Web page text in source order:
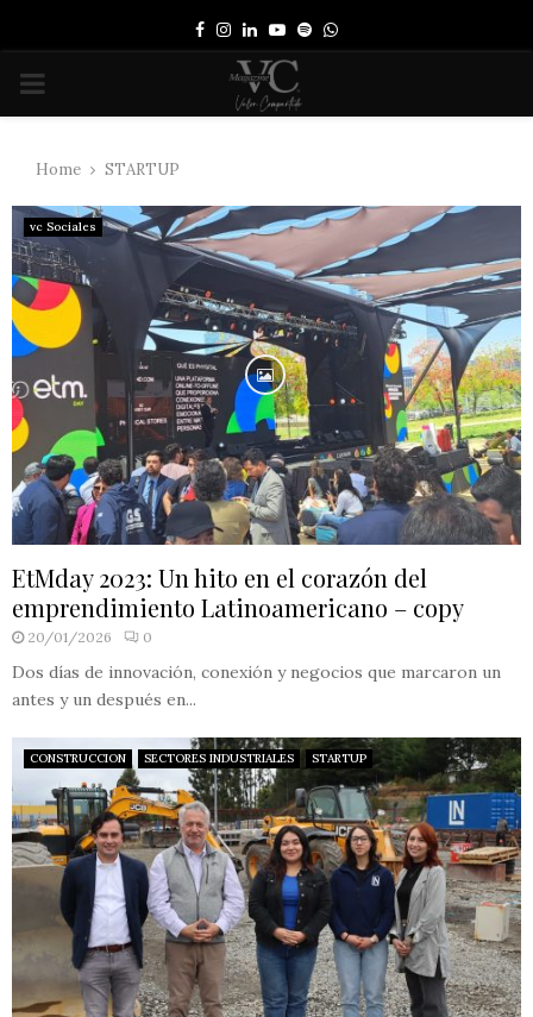
Facebook
Instagram
LinkedinYoutube
SpotifyWhatsapp
PRIMARY
Home STARTUP
vc Sociales
EtMday 2023: Un hito en el corazón del
emprendimiento Latinoamericano – copy
20/01/2026 0
Dos días de innovación, conexión y negocios que marcaron un
antes y un después en...
CONSTRUCCION SECTORES INDUSTRIALES STARTUP